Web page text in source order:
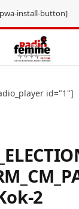
install-button]
id="1"]
2